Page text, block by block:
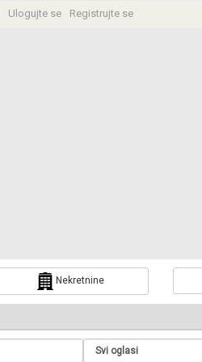
Ulogujte se Registrujte se
Nekretnine